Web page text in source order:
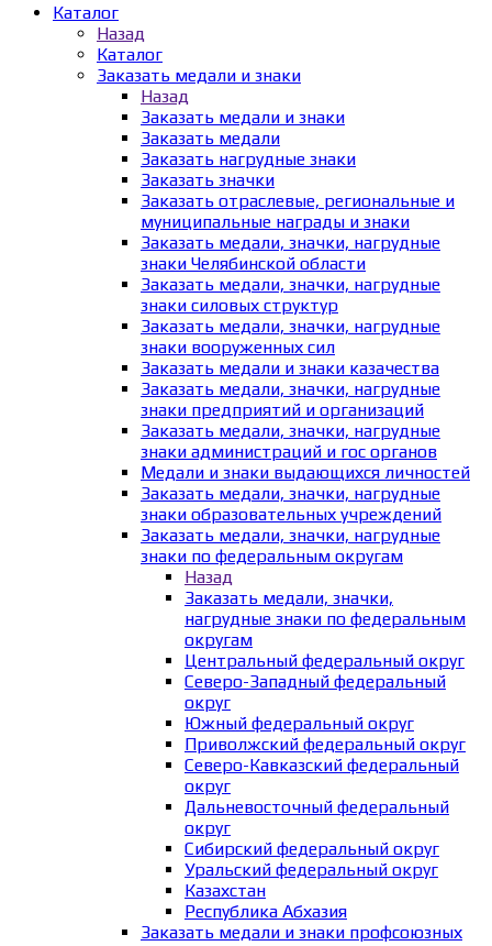
Каталог
Назад
Каталог
Заказать медали и знаки
Назад
Заказать медали и знаки
Заказать медали
Заказать нагрудные знаки
Заказать значки
Заказать отраслевые, региональные и
муниципальные награды и знаки
Заказать медали, значки, нагрудные
знаки Челябинской области
Заказать медали, значки, нагрудные
знаки силовых структур
Заказать медали, значки, нагрудные
знаки вооруженных сил
Заказать медали и знаки казачества
Заказать медали, значки, нагрудные
знаки предприятий и организаций
Заказать медали, значки, нагрудные
знаки администраций и гос органов
Медали и знаки выдающихся личностей
Заказать медали, значки, нагрудные
знаки образовательных учреждений
Заказать медали, значки, нагрудные
знаки по федеральным округам
Назад
Заказать медали, значки,
нагрудные знаки по федеральным
округам
Центральный федеральный округ
Северо-Западный федеральный
округ
Южный федеральный округ
Приволжский федеральный округ
Северо-Кавказский федеральный
округ
Дальневосточный федеральный
округ
Сибирский федеральный округ
Уральский федеральный округ
Казахстан
Республика Абхазия
Заказать медали и знаки профсоюзных